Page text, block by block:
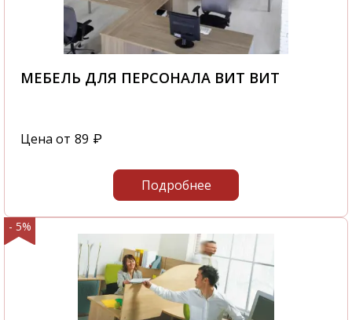
МЕБЕЛЬ ДЛЯ ПЕРСОНАЛА ВИТ ВИТ
Цена от 89 ₽
Подробнее
- 5%